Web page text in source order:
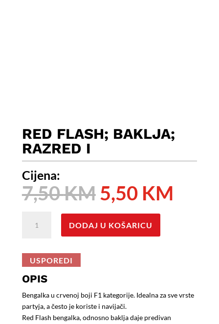
RED FLASH; BAKLJA;
RAZRED I
Cijena:
7,50KMIzvorna
cijena
bila
je:
7,50 KM.
5,50 KM
FLASH;
DODAJ U KOŠARICU
USPOREDI
OPIS
Bengalka u crvenoj boji F1 kategorije. Idealna za sve vrste
partyja, a često je koriste i navijači.
Red Flash bengalka, odnosno baklja daje predivan